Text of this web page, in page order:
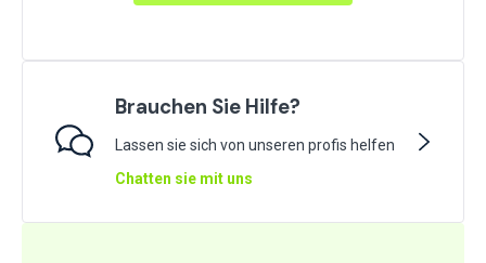
Brauchen Sie Hilfe?
Lassen sie sich von unseren profis helfen
Chatten sie mit uns